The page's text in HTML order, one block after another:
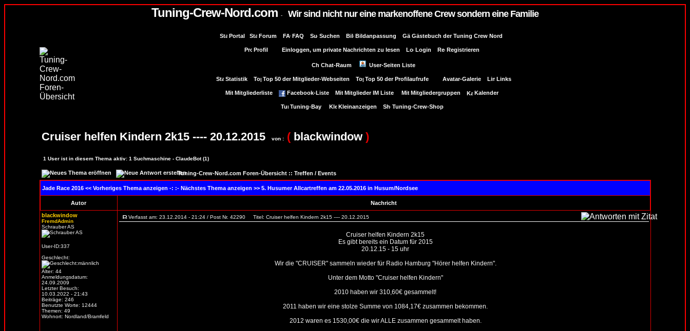
Tuning-Crew-Nord.com - Wir sind nicht nur eine markenoffene Crew sondern eine Familie
Portal Forum FAQ Suchen Bildanpassung Gästebuch der Tuning Crew Nord
Profil Einloggen, um private Nachrichten zu lesen Login Registrieren
Chat-Raum User-Seiten Liste
Statistik Top 50 der Mitglieder-Webseiten Top 50 der Profilaufrufe Avatar-Galerie Links
Mitgliederliste Facebook-Liste Mitglieder IM Liste Mitgliedergruppen Kalender
Tuning-Bay Kleinanzeigen Tuning-Crew-Shop
Cruiser helfen Kindern 2k15 ---- 20.12.2015 von : ( blackwindow)
1 User ist in diesem Thema aktiv: 1 Suchmaschine - ClaudeBot (1)
Tuning-Crew-Nord.com Foren-Übersicht:: Treffen / Events
Jade Race 2016<< Vorheriges Thema anzeigen -: :- Nächstes Thema anzeigen >> 5. Husumer Allcartreffen am 22.05.2016 in Husum/Nordsee
Autor
Nachricht
blackwindow
FremdAdmin
Schrauber AS
User-ID:337
Geschlecht:
Alter: 44
Anmeldungsdatum:
24.09.2009
Letzter Besuch:
10.03.2022 - 21:43
Beiträge: 246
Benutzte Worte: 12444
Themen: 49
Wohnort: Nordland/Bramfeld
Verfasst am: 23.12.2014 - 21:24 / Post Nr. 42290 Titel: Cruiser helfen Kindern 2k15 ---- 20.12.2015
Cruiser helfen Kindern 2k15
Es gibt bereits ein Datum für 2015
20.12.15 - 15 uhr
Wir die "CRUISER" sammeln wieder für Radio Hamburg "Hörer helfen Kindern".
Unter dem Motto "Cruiser helfen Kindern"
2010 haben wir 310,60€ gesammelt!
2011 haben wir eine stolze Summe von 1084,17€ zusammen bekommen.
2012 waren es 1530,00€ die wir ALLE zusammen gesammelt haben.